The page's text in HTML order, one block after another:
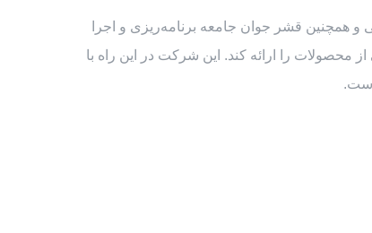
قشر جوان جامعه برنامه‌ریزی و اجرا
را ارائه کند. این شرکت در این راه با